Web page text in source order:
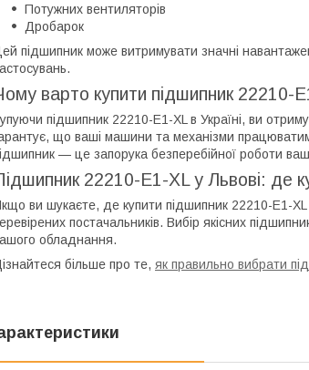
Потужних вентиляторів
Дробарок
підшипник може витримувати значні
варто купити підшипник 22210-
підшипник 22210-E1-XL в Україні, ви
що ваші машини та механізми
— це запорука безперебійної роботи
22210-E1-XL у Львові: де
ви шукаєте, де купити підшипник 22210-E1-
постачальників. Вибір якісних
обладнання.
більше про те, як правильно вибрати